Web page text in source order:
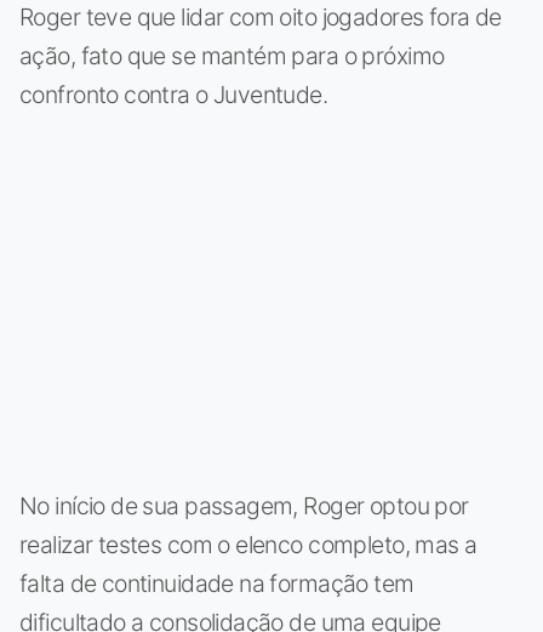
Roger teve que lidar com oito jogadores fora de
ação, fato que se mantém para o próximo
confronto contra o Juventude.
No início de sua passagem, Roger optou por
realizar testes com o elenco completo, mas a
falta de continuidade na formação tem
dificultado a consolidação de uma equipe